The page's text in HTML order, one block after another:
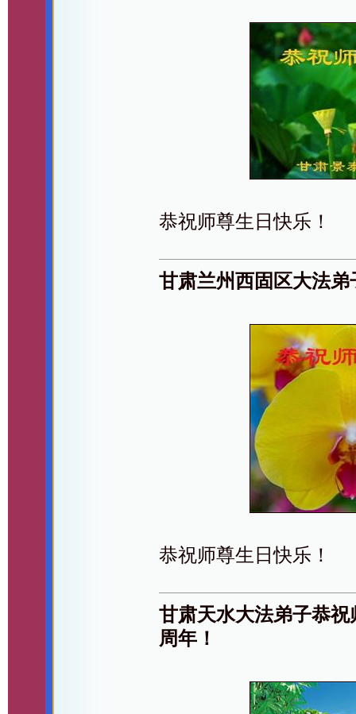
恭祝师尊生日快乐！
甘肃兰州西固区大法
恭祝师尊生日快乐！
甘肃天水大法弟子恭
周年！